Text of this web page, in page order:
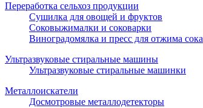
Переработка сельхоз продукции
Сушилка для овощей и фруктов
Соковыжималки и соковарки
Виноградомялка и пресс для отжима сока
Ультразвуковые стиральные машины
Ультразвуковые стиральные машинки
Металлоискатели
Досмотровые металлодетекторы